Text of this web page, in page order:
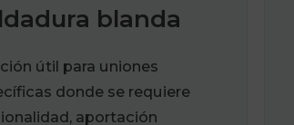
blanda
útil para uniones
donde se requiere
aportación